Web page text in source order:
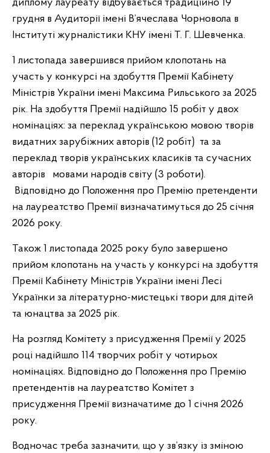
диплому лауреату відбувається традиційно 19
грудня в Аудиторії імені В’ячеслава Чорновола в
Інституті журналістики КНУ імені Т. Г. Шевченка.
1 листопада завершився прийом клопотань на
участь у конкурсі на здобуття Премії Кабінету
Міністрів України імені Максима Рильського за 2025
рік. На здобуття Премії надійшло 15 робіт у двох
номінаціях: за переклад українською мовою творів
видатних зарубіжних авторів (12 робіт) та за
переклад творів українських класиків та сучасних
авторів мовами народів світу (3 роботи).
Відповідно до Положення про Премію претенденти
на лауреатство Премії визначатимуться до 25 січня
2026 року.
Також 1 листопада 2025 року було завершено
прийом клопотань на участь у конкурсі на здобуття
Премії Кабінету Міністрів України імені Лесі
Українки за літературно-мистецькі твори для дітей
та юнацтва за 2025 рік.
На розгляд Комітету з присудження Премії у 2025
році надійшло 114 творчих робіт у чотирьох
номінаціях. Відповідно до Положення про Премію
претендентів на лауреатство Комітет з
присудження Премії визначатиме до 1 січня 2026
року.
Водночас треба зазначити, що у зв’язку із зміною